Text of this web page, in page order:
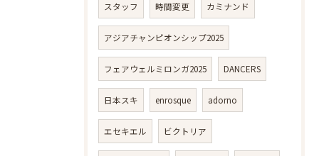
スタッフ 時間変更 カミナンド
アジアチャンピオンシップ2025
フェアウェルミロンガ2025 DANCERS
日本スキ enrosque adorno
エセキエル ビクトリア